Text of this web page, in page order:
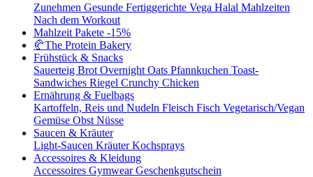
Zunehmen Gesunde Fertiggerichte Vega Halal Mahlzeiten
Nach dem Workout
Mahlzeit Pakete -15%
🥐The Protein Bakery
Frühstück & Snacks
Sauerteig Brot Overnight Oats Pfannkuchen Toast-
Sandwiches Riegel Crunchy Chicken
Ernährung & Fuelbags
Kartoffeln, Reis und Nudeln Fleisch Fisch Vegetarisch/Vegan
Gemüse Obst Nüsse
Saucen & Kräuter
Light-Saucen KräuterKochsprays
Accessoires & Kleidung
Accessoires GymwearGeschenkgutschein